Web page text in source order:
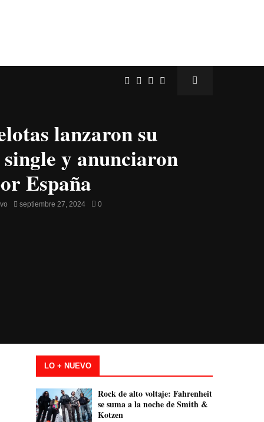
lanzaron su
single y anunciaron
España
septiembre 27, 2024 0
LO + NUEVO
Rock de alto voltaje: Fahrenheit
se suma a la noche de Smith &
Kotzen